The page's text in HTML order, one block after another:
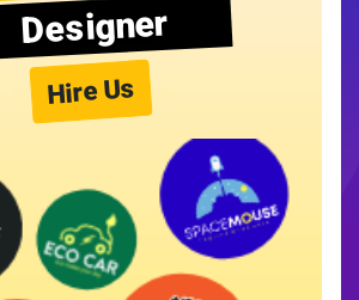
Designer
Hire Us